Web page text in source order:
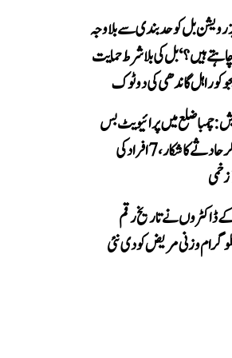
بل کو حدبندی سے بلا وجہ
ہیں؟‘ بل کی بلا شرط حمایت
کو راہل گاندھی کی دوٹوک
چمبا ضلع میں پرائیویٹ بس
بے قابو ہوکر حادثے کا شکار، 7 افراد کی
ڈاکٹروں نے تاریخ رقم
209 کلوگرام وزنی مریض کو دی نئی